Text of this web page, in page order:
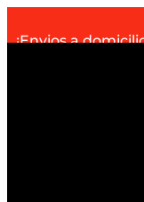
¡Envios a